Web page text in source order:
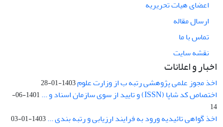
اعضای هیات تحریریه
ارسال مقاله
تماس با ما
نقشه سایت
اخبار و اعلانات
اخذ مجوز علمی پژوهشی رتبه ب از وزارت علوم1403-01-28
اختصاص کد شاپا (ISSN) و تایید از سوی سازمان اسناد و ...
1401-06-
14
اخذ گواهی تائیدیه ورود به فرایند ارزیابی و رتبه بندی ...1403-01-03